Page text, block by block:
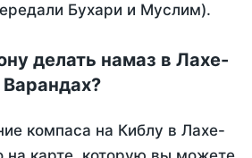
Бухари и Муслим).
делать намаз в Лахе-
Варандах?
компаса на Киблу в Лахе-